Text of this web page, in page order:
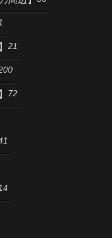
21
72
14